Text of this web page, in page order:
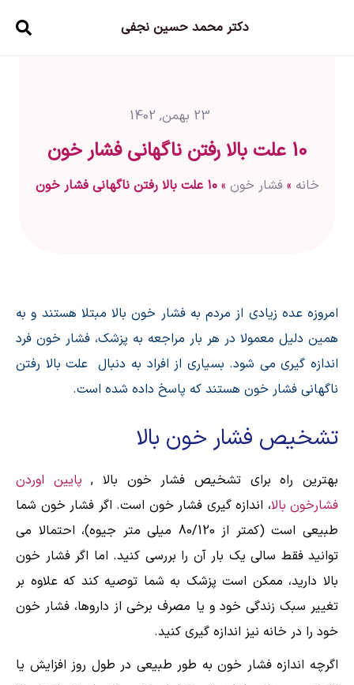
دکتر محمد حسین نجفی
23 بهمن, 1402
10 علت بالا رفتن ناگهانی فشار خون
خانه »فشار خون »۱۰ علت بالا رفتن ناگهانی فشار خون
امروزه عده زیادی از مردم به فشار خون بالا مبتلا هستند و به
همین دلیل معمولا در هر بار مراجعه به پزشک، فشار خون فرد
اندازه گیری می شود. بسیاری از افراد به دنبال علت بالا رفتن
ناگهانی فشار خون هستند که پاسخ داده شده است.
تشخیص فشار خون بالا
بهترین راه برای تشخیص فشار خون بالا , پایین اوردن
فشارخون بالا، اندازه گیری فشار خون است. اگر فشار خون شما
طبیعی است (کمتر از 80/120 میلی متر جیوه)، احتمالا می
توانید فقط سالی یک بار آن را بررسی کنید. اما اگر فشار خون
بالا دارید، ممکن است پزشک به شما توصیه کند که علاوه بر
تغییر سبک زندگی خود و یا مصرف برخی از داروها، فشار خون
خود را در خانه نیز اندازه گیری کنید.
اگرچه اندازه فشار خون به طور طبیعی در طول روز افزایش یا